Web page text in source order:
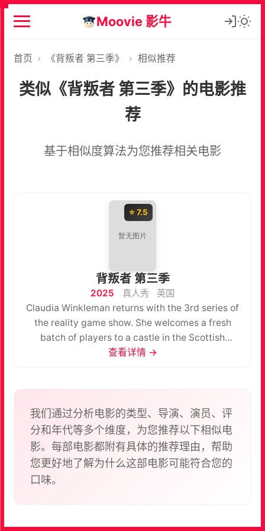
Moovie 影牛
首页 › 《背叛者 第三季》 › 相似推荐
类似《背叛者 第三季》的电影推
荐
基于相似度算法为您推荐相关电影
⭐ 7.5
背叛者 第三季
2025 真人秀
英国
Claudia Winkleman returns with the 3rd series of
the reality game show. She welcomes a fresh
batch of players to a castle in the Scottish
Highlands, selects the Traitors and they then meet
查看详情 →
我们通过分析电影的类型、导演、演员、评
分和年代等多个维度，为您推荐以下相似电
影。每部电影都附有具体的推荐理由，帮助
您更好地了解为什么这部电影可能符合您的
口味。